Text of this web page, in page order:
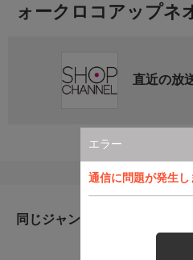
エラー
通信に問題が発生
ォークロコアップネ
直近の放
同じジャンルのおすすめ番組